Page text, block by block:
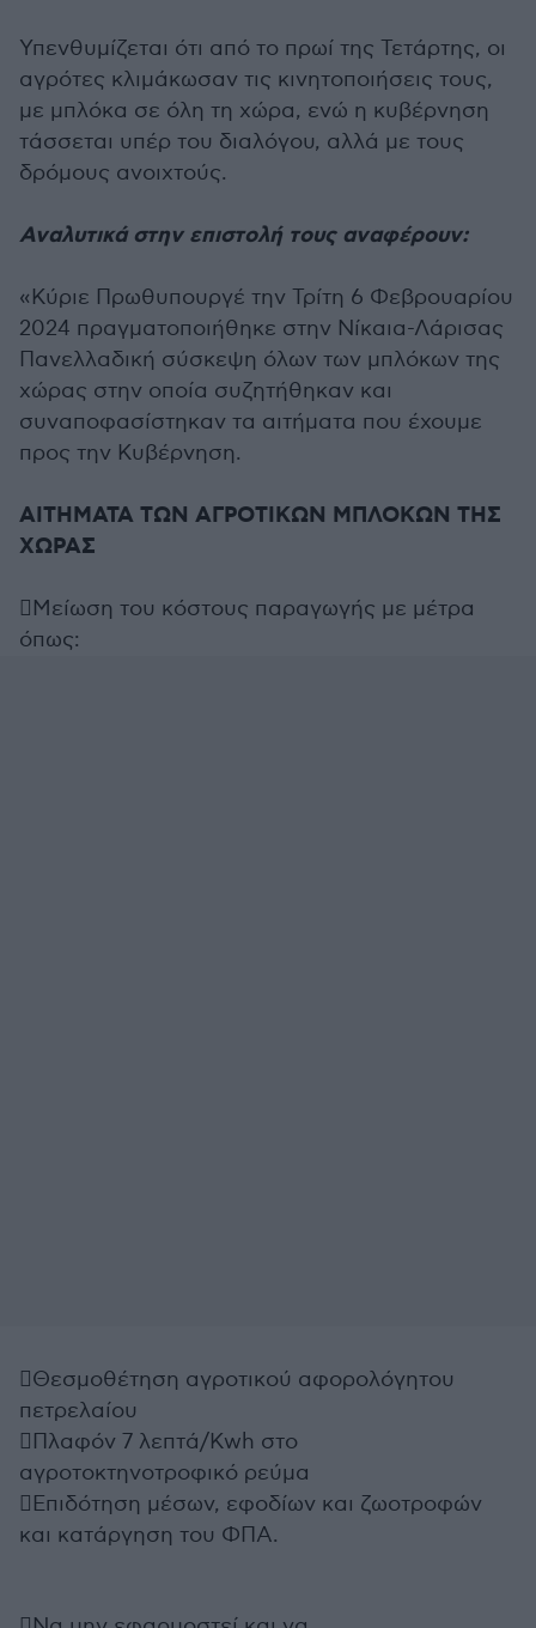
Υπενθυμίζεται ότι από το πρωί της Τετάρτης, οι
αγρότες κλιμάκωσαν τις κινητοποιήσεις τους,
με μπλόκα σε όλη τη χώρα, ενώ η κυβέρνηση
τάσσεται υπέρ του διαλόγου, αλλά με τους
δρόμους ανοιχτούς.
Αναλυτικά στην επιστολή τους αναφέρουν:
«Κύριε Πρωθυπουργέ την Τρίτη 6 Φεβρουαρίου
2024 πραγματοποιήθηκε στην Νίκαια-Λάρισας
Πανελλαδική σύσκεψη όλων των μπλόκων της
χώρας στην οποία συζητήθηκαν και
συναποφασίστηκαν τα αιτήματα που έχουμε
προς την Κυβέρνηση.
ΑΙΤΗΜΑΤΑ ΤΩΝ ΑΓΡΟΤΙΚΩΝ ΜΠΛΟΚΩΝ ΤΗΣ
ΧΩΡΑΣ
Μείωση του κόστους παραγωγής με μέτρα
όπως:
Θεσμοθέτηση αγροτικού αφορολόγητου
πετρελαίου
Πλαφόν 7 λεπτά/Kwh στο
αγροτοκτηνοτροφικό ρεύμα
Επιδότηση μέσων, εφοδίων και ζωοτροφών
και κατάργηση του ΦΠΑ.